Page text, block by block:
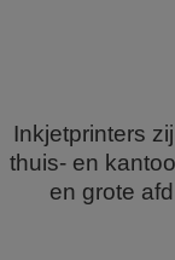
Inkjetprinters
thuis- en
en grote